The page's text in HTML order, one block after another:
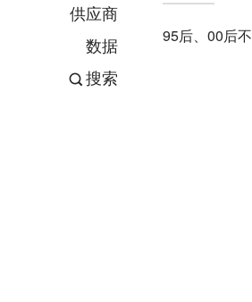
供应商
数据
搜索
95后、00后